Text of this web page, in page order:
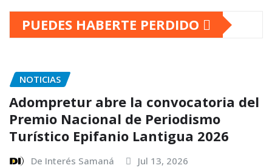
PUEDES HABERTE PERDIDO
NOTICIAS
Adompretur abre la convocatoria del
Premio Nacional de Periodismo
Turístico Epifanio Lantigua 2026
De Interés Samaná Jul 13, 2026